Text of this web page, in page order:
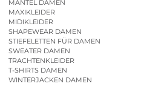
MÄNTEL DAMEN
MAXIKLEIDER
MIDIKLEIDER
SHAPEWEAR DAMEN
STIEFELETTEN FÜR DAMEN
SWEATER DAMEN
TRACHTENKLEIDER
T-SHIRTS DAMEN
WINTERJACKEN DAMEN